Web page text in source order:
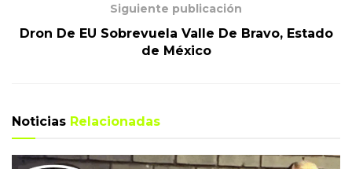
Siguiente publicación
Dron De EU Sobrevuela Valle De Bravo, Estado
de México
Noticias Relacionadas